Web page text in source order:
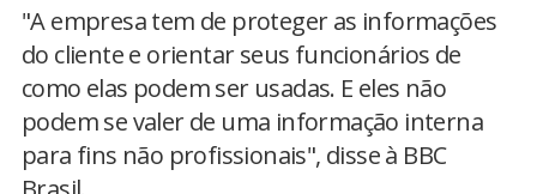
"A empresa tem de proteger as informações
do cliente e orientar seus funcionários de
como elas podem ser usadas. E eles não
podem se valer de uma informação interna
para fins não profissionais", disse à BBC